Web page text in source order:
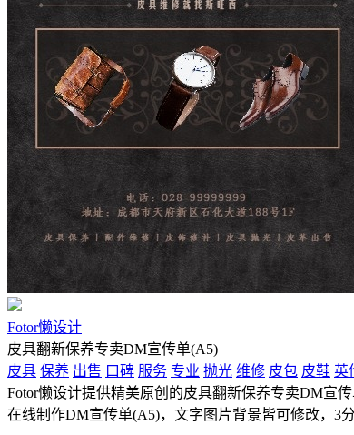
Fotor懒设计
皮具翻新保养专卖DM宣传单(A5)
皮具 保养 出售 口碑 服务 专业 抛光 维修 皮包 皮鞋 英
Fotor懒设计提供精美原创的皮具翻新保养专卖DM宣
在线制作DM宣传单(A5)，文字图片背景皆可修改，3